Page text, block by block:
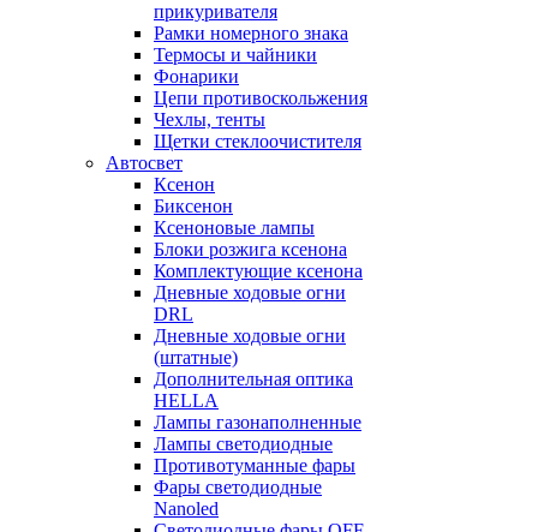
прикуривателя
Рамки номерного знака
Термосы и чайники
Фонарики
Цепи противоскольжения
Чехлы, тенты
Щетки стеклоочистителя
Автосвет
Ксенон
Биксенон
Ксеноновые лампы
Блоки розжига ксенона
Комплектующие ксенона
Дневные ходовые огни
DRL
Дневные ходовые огни
(штатные)
Дополнительная оптика
HELLA
Лампы газонаполненные
Лампы светодиодные
Противотуманные фары
Фары светодиодные
Nanoled